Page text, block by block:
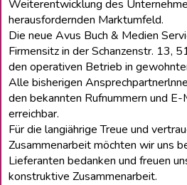
Weiterentwicklung des
herausfordernden Marktumfeld.
Die neue Avus Buch & Medien
Firmensitz in der Schanzenstr. 13,
den operativen Betrieb in
Alle bisherigen
den bekannten Rufnummern und
erreichbar.
Für die langiährige Treue und
Zusammenarbeit möchten wir uns
Lieferanten bedanken und freuen
konstruktive Zusammenarbeit.